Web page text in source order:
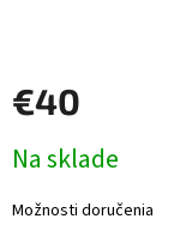
€40
cena:
Na sklade
Možnosti doručenia